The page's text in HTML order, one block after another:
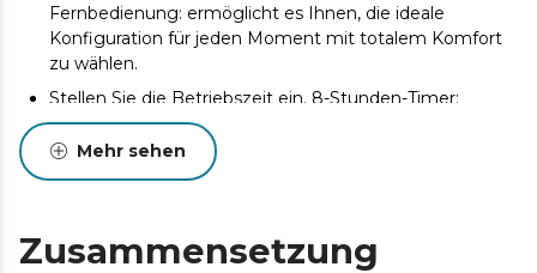
Fernbedienung: ermöglicht es Ihnen, die ideale
Konfiguration für jeden Moment mit totalem Komfort
zu wählen.
Stellen Sie die Betriebszeit ein. 8-Stunden-Timer:
Stellen Sie die gewünschte Zeit ein und machen Sie
sich keine Sorgen, der Ventilator schaltet sich von selbst
aus.
Atmosphäre.
Mehr sehen
Zusammensetzung